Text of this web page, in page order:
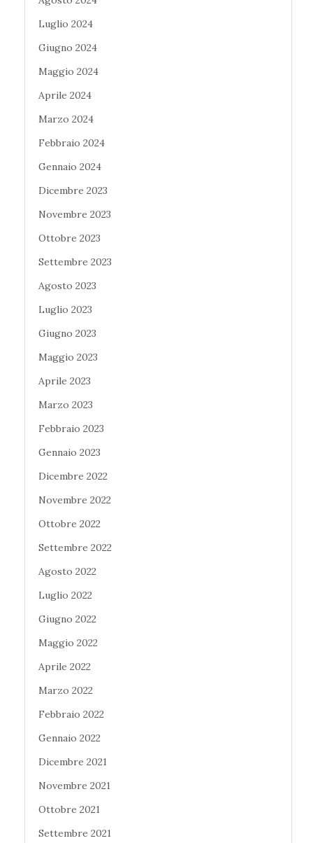
Luglio 2024
Giugno 2024
Maggio 2024
Aprile 2024
Marzo 2024
Febbraio 2024
Gennaio 2024
Dicembre 2023
Novembre 2023
Ottobre 2023
Settembre 2023
Agosto 2023
Luglio 2023
Giugno 2023
Maggio 2023
Aprile 2023
Marzo 2023
Febbraio 2023
Gennaio 2023
Dicembre 2022
Novembre 2022
Ottobre 2022
Settembre 2022
Agosto 2022
Luglio 2022
Giugno 2022
Maggio 2022
Aprile 2022
Marzo 2022
Febbraio 2022
Gennaio 2022
Dicembre 2021
Novembre 2021
Ottobre 2021
Settembre 2021